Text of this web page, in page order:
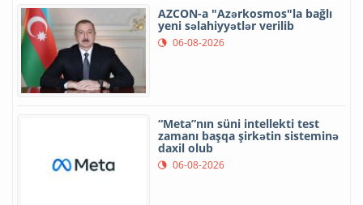
AZCON-a "Azərkosmos"la bağlı
yeni səlahiyyətlər verilib
06-08-2026
“Meta”nın süni intellekti test
zamanı başqa şirkətin sisteminə
daxil olub
06-08-2026